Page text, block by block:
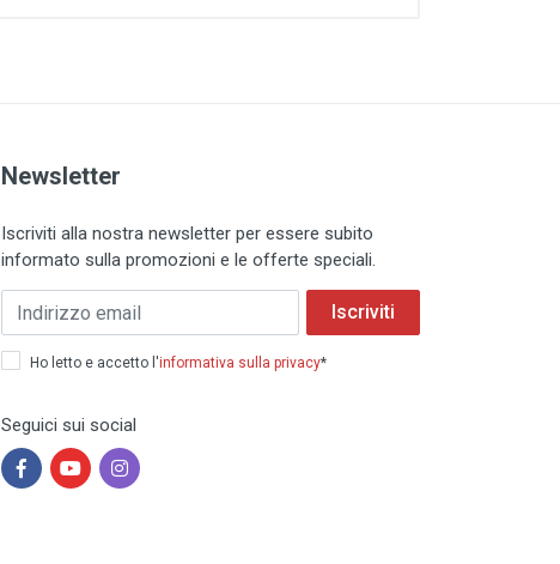
Newsletter
Iscriviti alla nostra newsletter per essere subito
informato sulla promozioni e le offerte speciali.
Iscriviti
Ho letto e accetto l'informativa sulla privacy*
Seguici sui social